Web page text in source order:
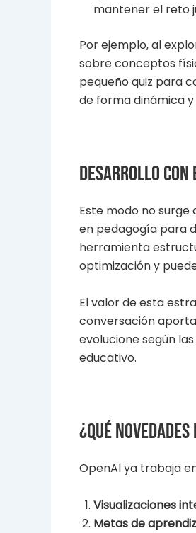
mantener el reto
Por ejemplo, al
sobre conceptos
pequeño quiz para
de forma dinámica
Desarrollo con
Este modo no
en pedagogía para
herramienta
optimización y
El valor de esta
conversación
evolucione según
educativo.
¿Qué
OpenAI ya trabaja
Visualizaciones
Metas de